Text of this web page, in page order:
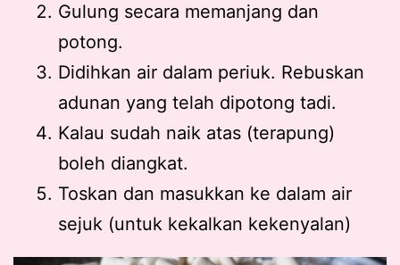
Gulung secara memanjang dan
potong.
Didihkan air dalam periuk. Rebuskan
adunan yang telah dipotong tadi.
Kalau sudah naik atas (terapung)
boleh diangkat.
Toskan dan masukkan ke dalam air
sejuk (untuk kekalkan kekenyalan)